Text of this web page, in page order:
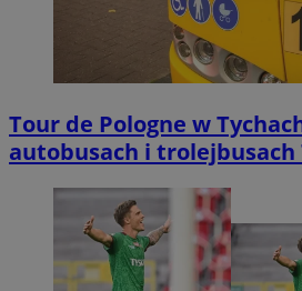
Tour de Pologne w
autobusach i trolejbusach